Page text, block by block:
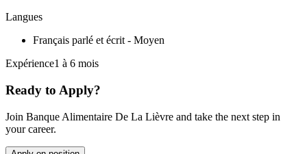
Langues
Français parlé et écrit - Moyen
Expérience1 à 6 mois
Ready to Apply?
Join Banque Alimentaire De La Lièvre and take the next step in
your career.